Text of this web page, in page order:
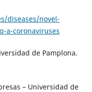
diseases/novel-
a-coronaviruses
de Pamplona.
– Universidad de